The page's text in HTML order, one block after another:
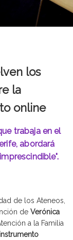
los
la
online
trabaja en el
abordará
de los Ateneos,
de Verónica
a la Familia